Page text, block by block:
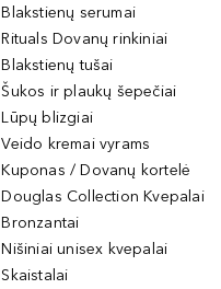
Blakstienų serumai
Rituals Dovanų rinkiniai
Blakstienų tušai
Šukos ir plaukų šepečiai
Lūpų blizgiai
Veido kremai vyrams
Kuponas / Dovanų kortelė
Douglas Collection Kvepalai
Bronzantai
Nišiniai unisex kvepalai
Skaistalai